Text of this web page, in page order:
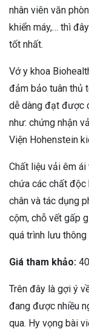
nhân viên văn
khiển máy,… thì
tốt nhất.
Vớ y khoa
đảm bảo tuân thủ
dễ dàng đạt được
như: chứng nhận
Viện Hohenstein
Chất liệu vải êm ái
chứa các chất độc
chân và tác dụng
cộm, chỗ vết gấp
quá trình lưu thông
Giá tham khảo:
Trên đây là gợi ý
đang được nhiều
qua. Hy vọng bài